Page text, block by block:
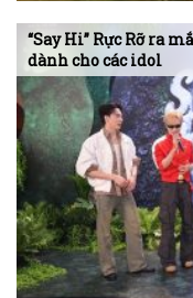
“Say Hi” Rực Rỡ ra
dành cho các idol